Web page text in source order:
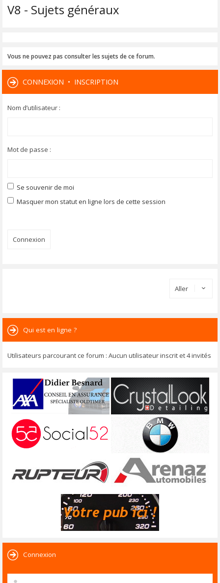
V8 - Sujets généraux
Vous ne pouvez pas consulter les sujets de ce forum.
CONNEXION • INSCRIPTION
Nom d’utilisateur :
Mot de passe :
Se souvenir de moi
Masquer mon statut en ligne lors de cette session
Aller
Qui est en ligne ?
Utilisateurs parcourant ce forum : Aucun utilisateur inscrit et 4 invités
Connexion